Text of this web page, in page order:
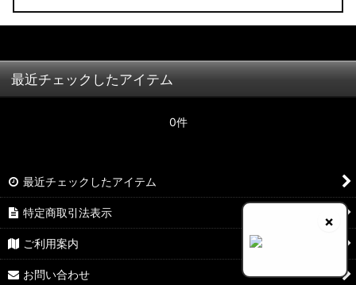
×
最近チェックしたアイテム
0件
最近チェックしたアイテム
特定商取引法表示
ご利用案内
お問い合わせ